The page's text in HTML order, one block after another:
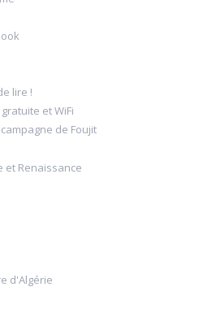
lire !
et WiFi
de Foujit
et Renaissance
d'Algérie